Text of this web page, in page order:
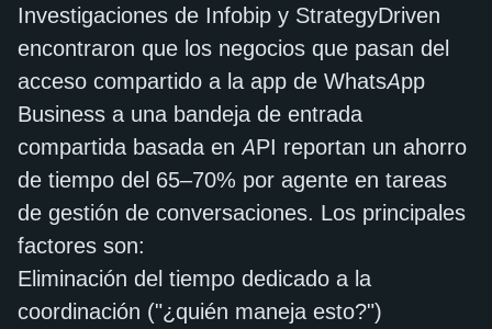
Investigaciones de Infobip y StrategyDriven
encontraron que los negocios que pasan del
acceso compartido a la app de WhatsApp
Business a una bandeja de entrada
compartida basada en API reportan un ahorro
de tiempo del 65–70% por agente en tareas
de gestión de conversaciones. Los principales
factores son:
Eliminación del tiempo dedicado a la
coordinación ("¿quién maneja esto?")